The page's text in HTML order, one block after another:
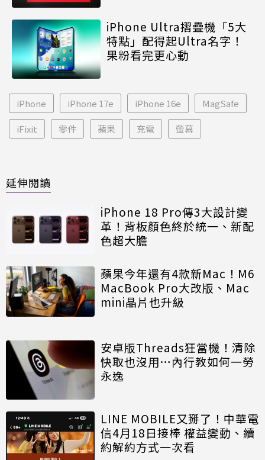
iPhone Ultra摺疊機「5大
特點」配得起Ultra名字！
果粉看完更心動
iPhone iPhone 17e iPhone 16e MagSafe
iFixit 零件 蘋果 充電 螢幕
延伸閱讀
iPhone 18 Pro傳3大設計變
革！背板顏色終於統一、新配
色超大膽
蘋果今年還有4款新Mac！M6
MacBook Pro大改版、Mac
mini晶片也升級
安卓版Threads狂當機！清除
快取也沒用…內行教如何一勞
永逸
LINE MOBILE又掰了！中華電
信4月18日接棒 權益變動、續
約解約方式一次看